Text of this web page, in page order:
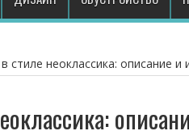
стиле неоклассика: описание и